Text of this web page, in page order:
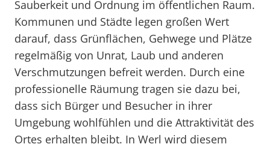
Sauberkeit und Ordnung im öffentlichen Raum.
Kommunen und Städte legen großen Wert
darauf, dass Grünflächen, Gehwege und Plätze
regelmäßig von Unrat, Laub und anderen
Verschmutzungen befreit werden. Durch eine
professionelle Räumung tragen sie dazu bei,
dass sich Bürger und Besucher in ihrer
Umgebung wohlfühlen und die Attraktivität des
Ortes erhalten bleibt. In Werl wird diesem